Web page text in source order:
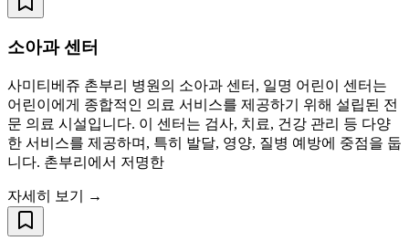
소아과 센터
사미티베쥬 촌부리 병원의 소아과 센터, 일명 어린이 센터는
어린이에게 종합적인 의료 서비스를 제공하기 위해 설립된 전
문 의료 시설입니다. 이 센터는 검사, 치료, 건강 관리 등 다양
한 서비스를 제공하며, 특히 발달, 영양, 질병 예방에 중점을 둡
니다. 촌부리에서 저명한
자세히 보기 →